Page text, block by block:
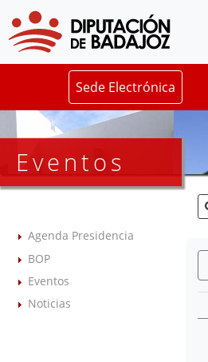
Sede Electrónica
Eventos
Agenda Presidencia
BOP
Eventos
Noticias